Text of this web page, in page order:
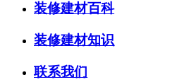
装修建材百科
装修建材知识
联系我们